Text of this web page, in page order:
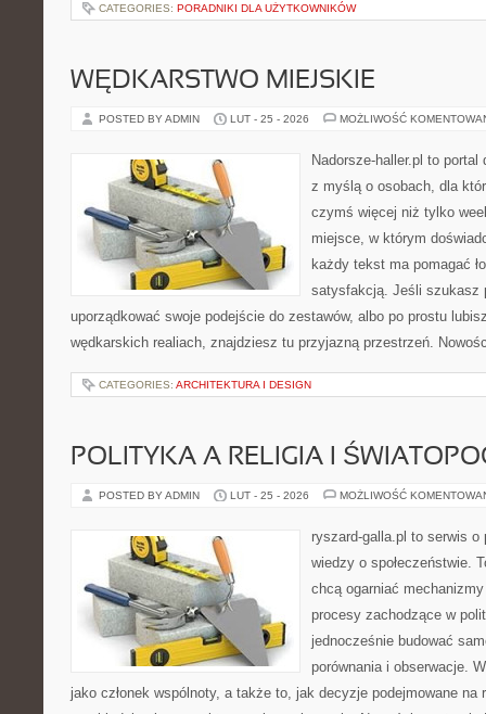
CATEGORIES: PORADNIKI DLA UŻYTKOWNIKÓW
WĘDKARSTWO MIEJSKIE
POSTED BY ADMIN LUT - 25 - 2026 MOŻLIWOŚĆ
Nadorsze-haller.pl to portal
z myślą o osobach, dla
czymś więcej niż tylko
miejsce, w którym
każdy tekst ma pomagać
satysfakcją. Jeśli szukasz
uporządkować swoje podejście do zestawów, albo po prostu
wędkarskich realiach, znajdziesz tu przyjazną przestrzeń.
CATEGORIES: ARCHITEKTURA I DESIGN
POLITYKA A RELIGIA I
POSTED BY ADMIN LUT - 25 - 2026 MOŻLIWOŚĆ
ryszard-galla.pl to serwis
wiedzy o społeczeństwie.
chcą ogarniać
procesy zachodzące w
jednocześnie budować
porównania i obserwacje.
jako członek wspólnoty, a także to, jak decyzje podejmowane na